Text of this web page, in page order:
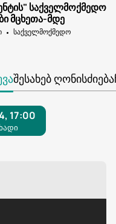
საქველმოქმედო
მცხეთა-მდე
საქველმოქმედო
ᲨᲔᲡᲐᲮᲔᲑ ᲦᲝᲜᲘᲡᲫᲘᲔᲑᲐ